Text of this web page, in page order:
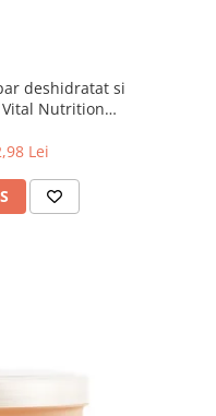
deshidratat si
Nutrition
Lei